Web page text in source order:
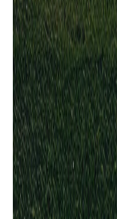
Hoedd
Stroemmen
1
1
6 apr
2015
Stroemmen
Hoedd
01
Hoedd (2) 40%
Gelijk (1)20%